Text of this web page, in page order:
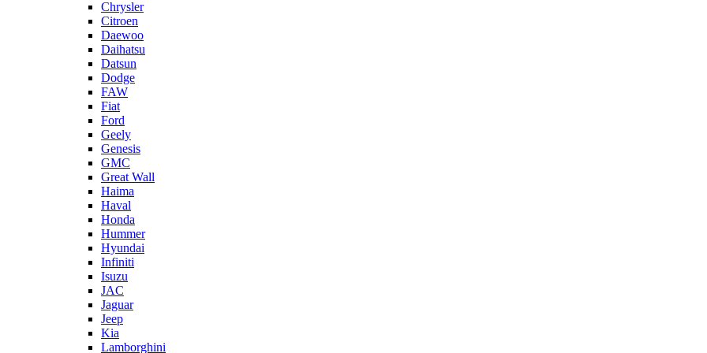
Chrysler
Citroen
Daewoo
Daihatsu
Datsun
Dodge
FAW
Fiat
Ford
Geely
Genesis
GMC
Great Wall
Haima
Haval
Honda
Hummer
Hyundai
Infiniti
Isuzu
JAC
Jaguar
Jeep
Kia
Lamborghini